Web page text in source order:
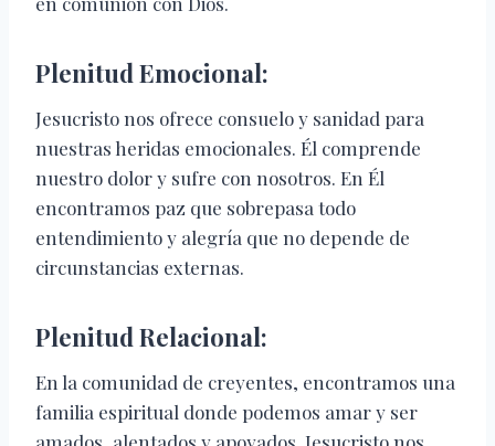
Plenitud Emocional:
Jesucristo nos ofrece consuelo y sanidad para
nuestras heridas emocionales. Él comprende
nuestro dolor y sufre con nosotros. En Él
encontramos paz que sobrepasa todo
entendimiento y alegría que no depende de
circunstancias externas.
Plenitud Relacional:
En la comunidad de creyentes, encontramos una
familia espiritual donde podemos amar y ser